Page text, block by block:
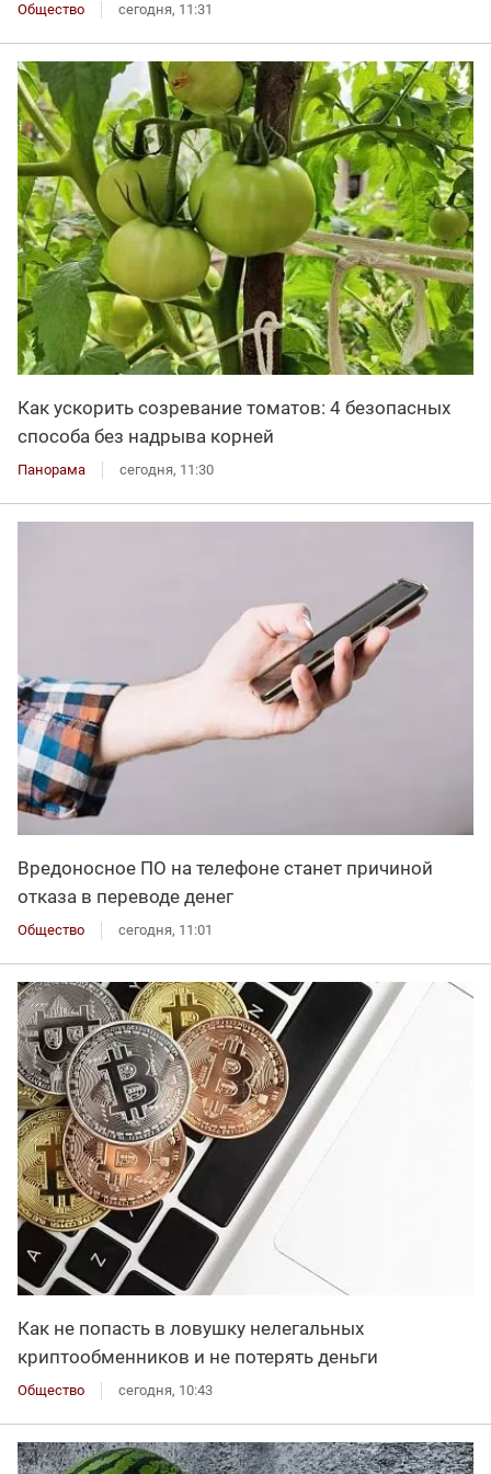
Общество сегодня, 11:31
Как ускорить созревание томатов: 4 безопасных
способа без надрыва корней
Панорама сегодня, 11:30
Вредоносное ПО на телефоне станет причиной
отказа в переводе денег
Общество сегодня, 11:01
Как не попасть в ловушку нелегальных
криптообменников и не потерять деньги
Общество сегодня, 10:43